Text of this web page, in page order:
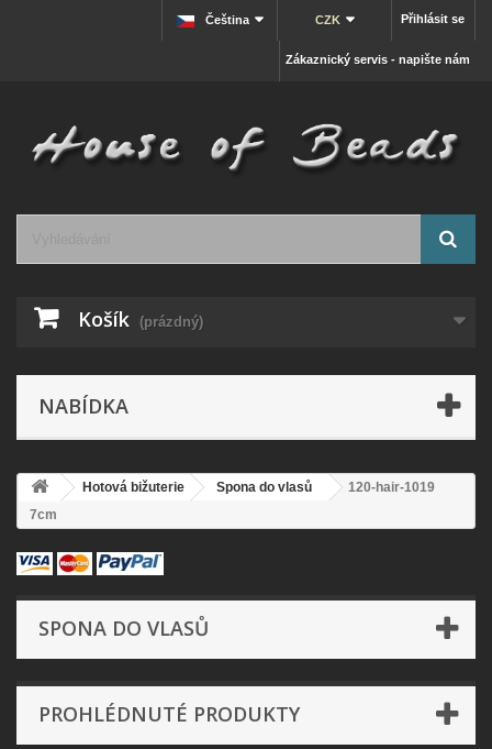
Přihlásit se
CZK
Čeština
Zákaznický servis - napište nám
Košík (prázdný)
NABÍDKA
Hotová bižuterie Spona do vlasů
120-hair-1019
7cm
SPONA DO VLASŮ
PROHLÉDNUTÉ PRODUKTY